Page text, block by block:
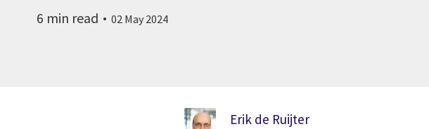
6 min read 02 May 2024
Erik de Ruijter